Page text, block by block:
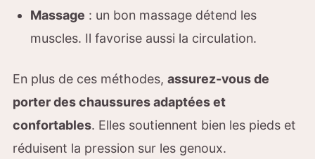
Massage : un bon massage détend les
muscles. Il favorise aussi la circulation.
En plus de ces méthodes, assurez-vous de
porter des chaussures adaptées et
confortables. Elles soutiennent bien les pieds et
réduisent la pression sur les genoux.